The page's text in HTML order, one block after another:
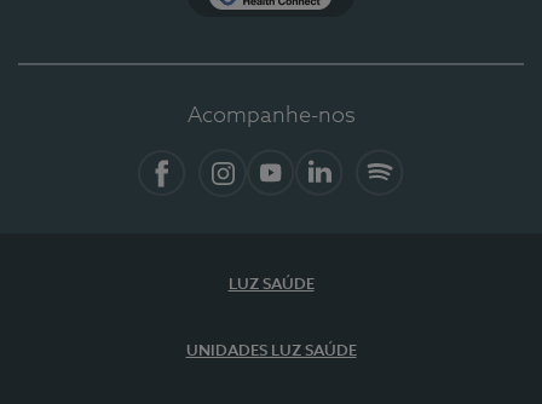
Acompanhe-nos
LUZ SAÚDE
UNIDADES LUZ SAÚDE